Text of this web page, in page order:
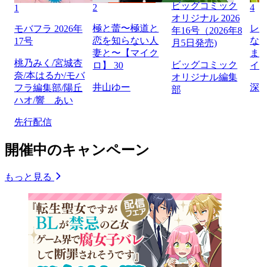
1
モバフラ 2026年
17号
桃乃みく/宮城杏
奈/本はるか/モバ
フラ編集部/陽丘
ハオ/響 あい
先行配信
2
極と蕾〜極道と
恋を知らない人
妻と〜【マイク
ロ】 30
井山ゆー
ビッグコミック
オリジナル 2026
年16号（2026年8
月5日発売)
ビッグコミック
オリジナル編集
部
4
レ
な
ま
イ
深
開催中のキャンペーン
もっと見る